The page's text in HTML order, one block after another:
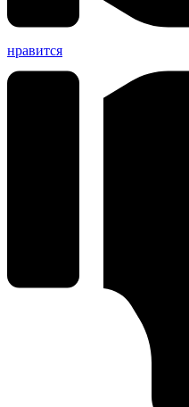
нравится